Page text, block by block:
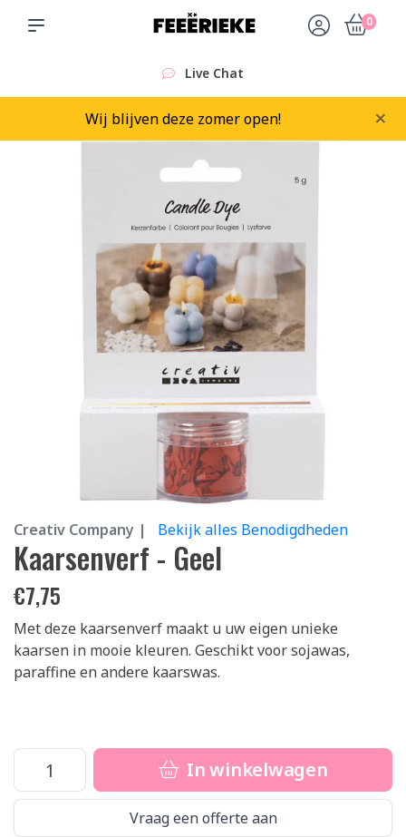
0
Live Chat
Wij blijven deze zomer open! ×
Creativ Company | Bekijk alles Benodigdheden
Kaarsenverf - Geel
€7,75
Met deze kaarsenverf maakt u uw eigen unieke
kaarsen in mooie kleuren. Geschikt voor sojawas,
paraffine en andere kaarswas.
In winkelwagen
Vraag een offerte aan